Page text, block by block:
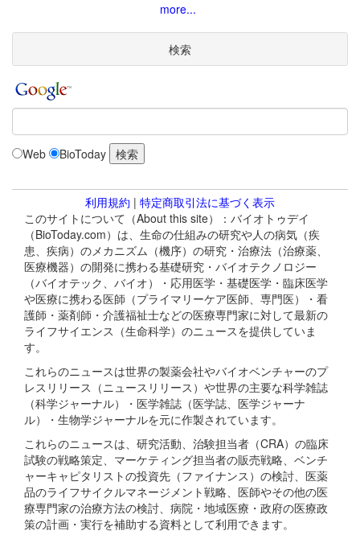
more...
検索
Web BioToday
利用規約 | 特定商取引法に基づく表示
このサイトについて（About this site）：バイオトゥデイ
（BioToday.com）は、生命の仕組みの研究や人の病気（疾
患、疾病）のメカニズム（機序）の研究・治療法（治療薬、
医療機器）の開発に携わる基礎研究・バイオテクノロジー
（バイオテック、バイオ）・応用医学・基礎医学・臨床医学
や医療に携わる医師（プライマリーケア医師、専門医）・看
護師・薬剤師・介護福祉士などの医療専門家に対して最新の
ライフサイエンス（生命科学）のニュースを提供していま
す。
これらのニュースは世界の製薬会社やバイオベンチャーのプ
レスリリース（ニュースリリース）や世界の主要な科学雑誌
（科学ジャーナル）・医学雑誌（医学誌、医学ジャーナ
ル）・生物学ジャーナルを元に作製されています。
これらのニュースは、研究活動、治験担当者（CRA）の臨床
試験の戦略策定、マーケティング担当者の販売戦略、ベンチ
ャーキャピタリストの投資先（ファイナンス）の検討、医薬
品のライフサイクルマネージメント戦略、医師やその他の医
療専門家の治療方法の検討、病院・地域医療・政府の医療政
策の計画・実行を補助する資料として利用できます。